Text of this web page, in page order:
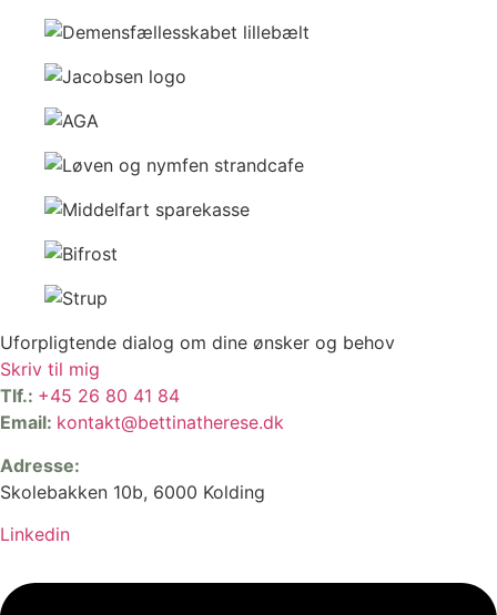
Uforpligtende dialog om dine ønsker og behov
Skriv til mig
Tlf.: +45 26 80 41 84
Email: kontakt@bettinatherese.dk
Adresse:
Skolebakken 10b, 6000 Kolding
Linkedin